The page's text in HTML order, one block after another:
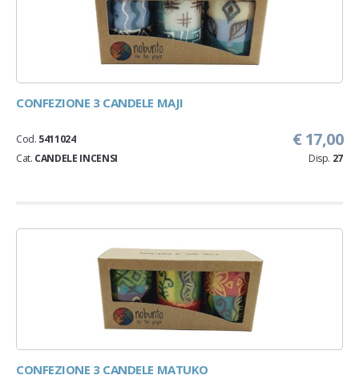
CONFEZIONE 3 CANDELE MAJI
€ 17,00
Cod. 5411024
Cat. CANDELE INCENSI Disp. 27
CONFEZIONE 3 CANDELE MATUKO